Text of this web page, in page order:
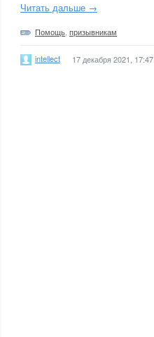
Читать дальше →
Помощь призывникам
intellect 17 декабря 2021, 17:47